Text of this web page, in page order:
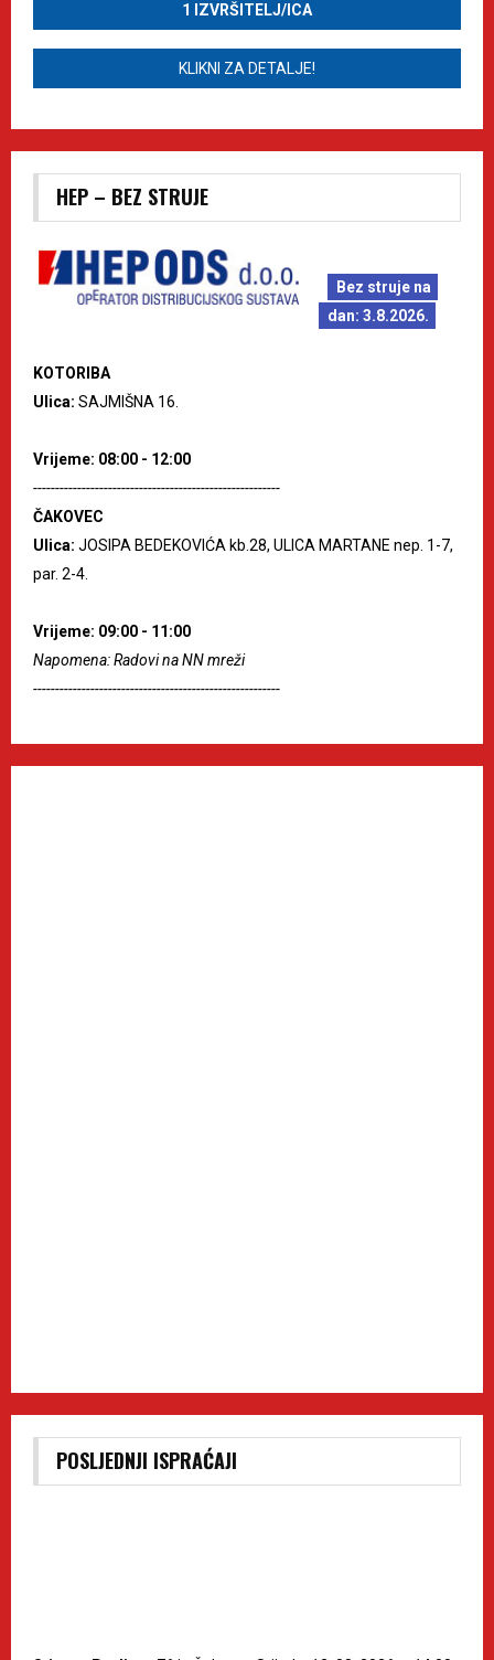
1 IZVRŠITELJ/ICA
KLIKNI ZA DETALJE!
HEP – BEZ STRUJE
Bez struje na
dan: 3.8.2026.
KOTORIBA
Ulica: SAJMIŠNA 16.
Vrijeme: 08:00 - 12:00
--------------------------------------------------------
ČAKOVEC
Ulica: JOSIPA BEDEKOVIĆA kb.28, ULICA MARTANE nep. 1-7,
par. 2-4.
Vrijeme: 09:00 - 11:00
Napomena: Radovi na NN mreži
--------------------------------------------------------
POSLJEDNJI ISPRAĆAJI